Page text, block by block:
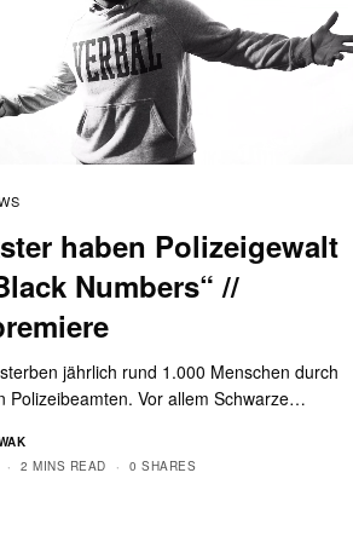
haben Polizeigewalt
Numbers“ //
jährlich rund 1.000 Menschen durch
Polizeibeamten. Vor allem Schwarze…
2 MINS READ 0 SHARES